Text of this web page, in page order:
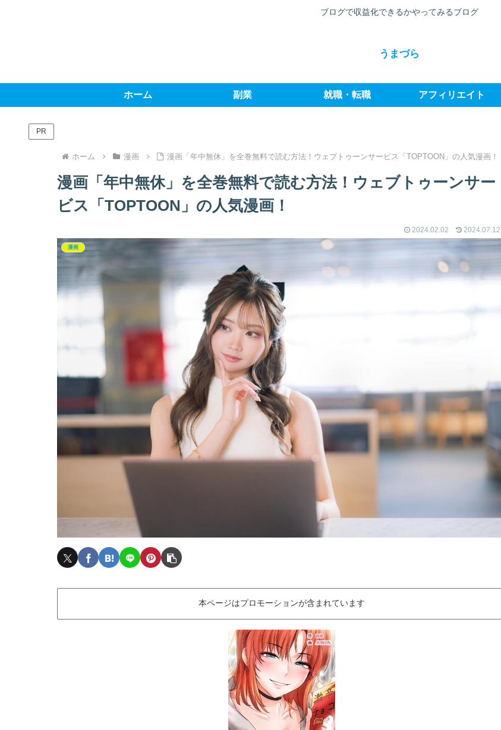
ブログで収益化できるかやってみるブログ
うまづら
ホーム 副業 就職・転職 アフィリエイト
PR
ホーム 漫画 漫画「年中無休」を全巻無料で読む方法！ウェブトゥーンサービス「TOPTOON」の人気漫画！
漫画「年中無休」を全巻無料で読む方法！ウェブトゥーンサー
ビス「TOPTOON」の人気漫画！
2024.02.02 2024.07.12
漫画
本ページはプロモーションが含まれています